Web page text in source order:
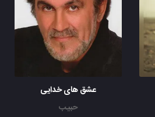
عشق های خدایی
حبیب